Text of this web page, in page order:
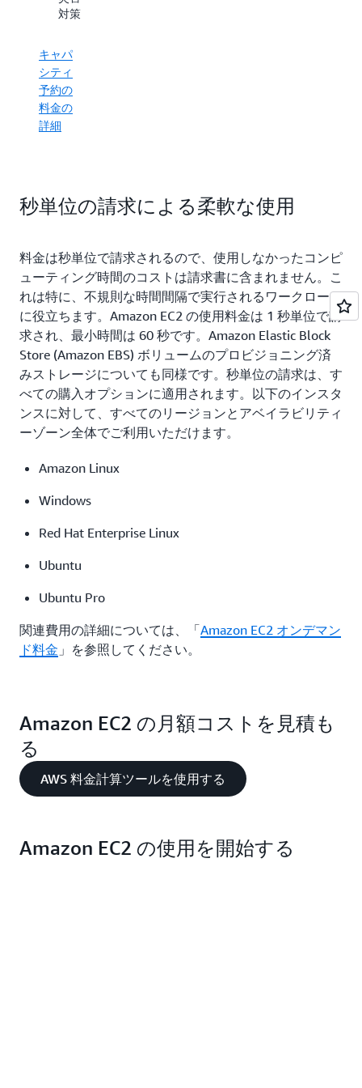
対策
キャパ
シティ
予約の
料金の
詳細
ント
スケ
ジュ
ール
を管
理す
る
専有ホ
ストの
秒単位の請求による柔軟な使用
料金は秒単位で請求されるので、使用しなかったコンピ
ューティング時間のコストは請求書に含まれません。こ
れは特に、不規則な時間間隔で実行されるワークロード
に役立ちます。Amazon EC2 の使用料金は 1 秒単位で請
求され、最小時間は 60 秒です。Amazon Elastic Block
Store (Amazon EBS) ボリュームのプロビジョニング済
みストレージについても同様です。秒単位の請求は、す
べての購入オプションに適用されます。以下のインスタ
ンスに対して、すべてのリージョンとアベイラビリティ
ーゾーン全体でご利用いただけます。
Amazon Linux
Windows
Red Hat Enterprise Linux
Ubuntu
Ubuntu Pro
関連費用の詳細については、「Amazon EC2 オンデマン
ド料金 」を参照してください。
Amazon EC2 の月額コストを見積も
る
AWS 料金計算ツールを使用する
Amazon EC2 の使用を開始する